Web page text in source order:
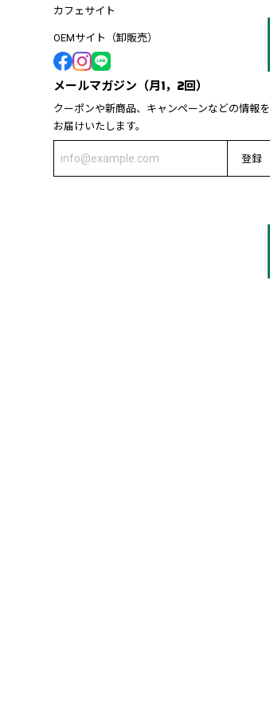
カフェサイト
OEMサイト（卸販売）
メールマガジン（月1，2回）
クーポンや新商品、キャンペーンなどの情報を
お届けいたします。
登録